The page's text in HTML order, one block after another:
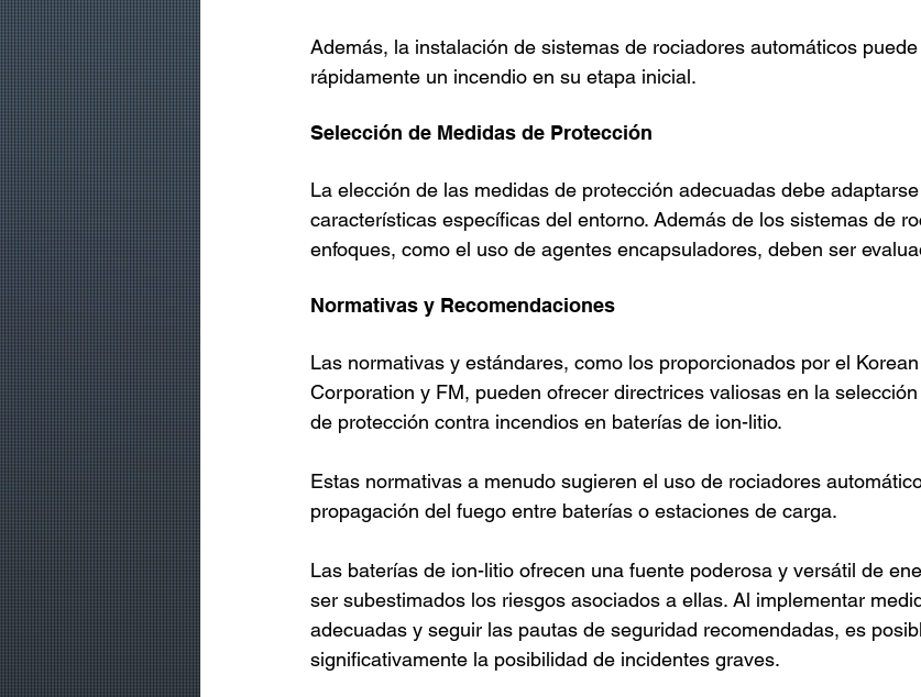
Además, la instalación de sistemas de rociadores automáticos
rápidamente un incendio en su etapa inicial.
Selección de Medidas de Protección
La elección de las medidas de protección adecuadas debe
características específicas del entorno. Además de los sistemas de
enfoques, como el uso de agentes encapsuladores, deben ser
Normativas y Recomendaciones
Las normativas y estándares, como los proporcionados por el
Corporation y FM, pueden ofrecer directrices valiosas en la
de protección contra incendios en baterías de ion-litio.
Estas normativas a menudo sugieren el uso de rociadores
propagación del fuego entre baterías o estaciones de carga.
Las baterías de ion-litio ofrecen una fuente poderosa y versátil de
ser subestimados los riesgos asociados a ellas. Al implementar
adecuadas y seguir las pautas de seguridad recomendadas, es
significativamente la posibilidad de incidentes graves.